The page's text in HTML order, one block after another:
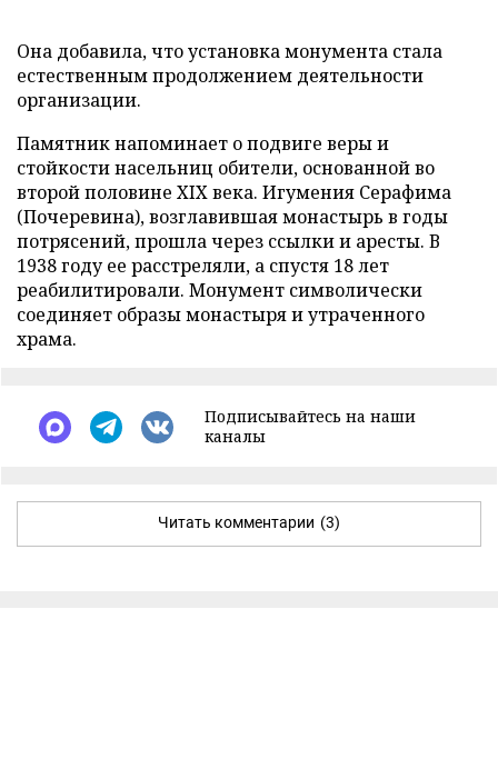
Она добавила, что установка монумента стала
естественным продолжением деятельности
организации.
Памятник напоминает о подвиге веры и
стойкости насельниц обители, основанной во
второй половине XIX века. Игумения Серафима
(Почеревина), возглавившая монастырь в годы
потрясений, прошла через ссылки и аресты. В
1938 году ее расстреляли, а спустя 18 лет
реабилитировали. Монумент символически
соединяет образы монастыря и утраченного
храма.
Подписывайтесь на наши
каналы
Читать комментарии (3)